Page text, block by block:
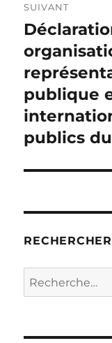
SUIVANT
Publication
suivante :
publique
publics
RECHERCHER
Recherche
pour :